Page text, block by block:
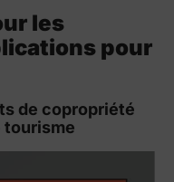
les
pour
de copropriété
tourisme